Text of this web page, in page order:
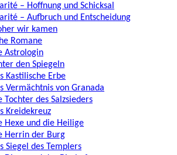
– Hoffnung und Schicksal
– Aufbruch und Entscheidung
wir kamen
Romane
Astrologin
den Spiegeln
Kastilische Erbe
Vermächtnis von Granada
Tochter des Salzsieders
Kreidekreuz
Hexe und die Heilige
Herrin der Burg
Siegel des Templers